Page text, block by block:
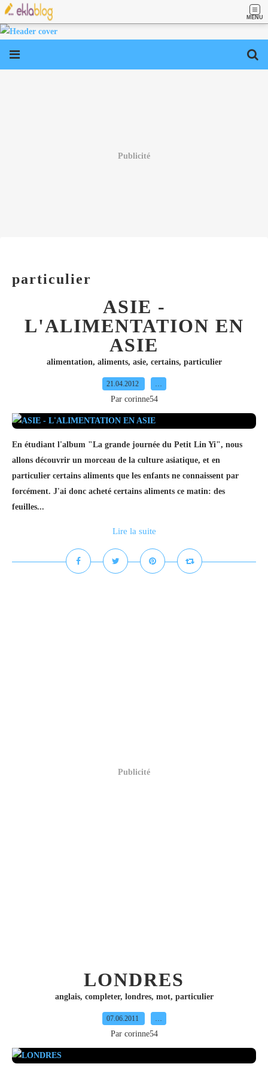
MENU
Publicité
particulier
ASIE -
L'ALIMENTATION EN
ASIE
alimentation, aliments, asie, certains, particulier
21.04.2012 …
Par corinne54
En étudiant l'album "La grande journée du Petit Lin Yi", nous
allons découvrir un morceau de la culture asiatique, et en
particulier certains aliments que les enfants ne connaissent par
forcément. J'ai donc acheté certains aliments ce matin: des
feuilles...
Lire la suite
Publicité
LONDRES
anglais, completer, londres, mot, particulier
07.06.2011 …
Par corinne54